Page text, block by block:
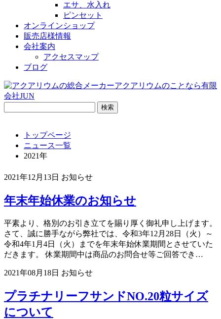
エサ、水入れ
ピンセット
オンラインショップ
販売店様情報
会社案内
アクセスマップ
ブログ
トップページ
ニュース一覧
2021年
2021年12月13日 お知らせ
年末年始休業のお知らせ
平素より、格別のお引き立てを賜り厚く御礼申し上げます。
さて、誠に勝手ながら弊社では、令和3年12月28日（火）～
令和4年1月4日（火）までを年末年始休業期間とさせていた
だきます。 休業期間中は商品のお問合せ等ご回答でき…
2021年08月18日 お知らせ
プラチナリーフサンドNO.20粒サイズ
について